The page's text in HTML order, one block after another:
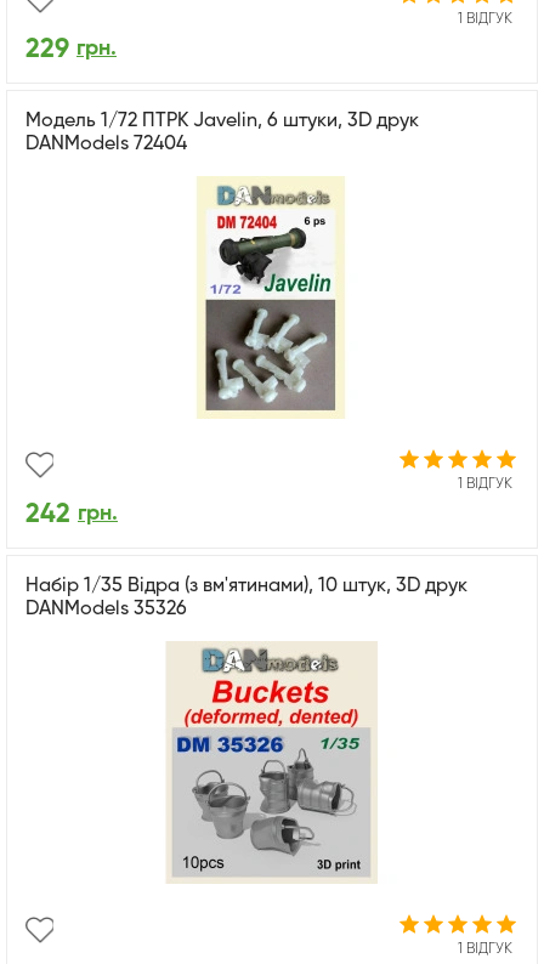
1 ВІДГУК
229 грн.
Модель 1/72 ПТРК Javelin, 6 штуки, 3D друк
DANModels 72404
1 ВІДГУК
242 грн.
Набір 1/35 Відра (з вм'ятинами), 10 штук, 3D друк
DANModels 35326
1 ВІДГУК